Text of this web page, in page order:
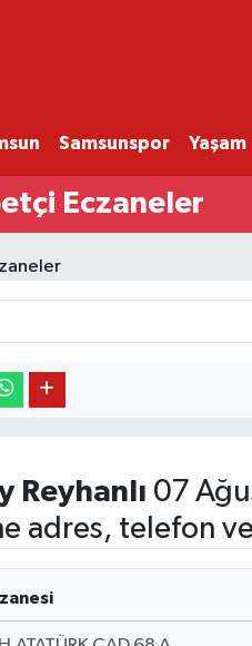
Samsunspor Yaşam
Eczaneler
Reyhanlı 07
adres, telefon